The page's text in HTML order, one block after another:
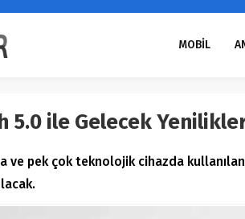
MOBİL
5.0 ile Gelecek
ve pek çok teknolojik cihazda